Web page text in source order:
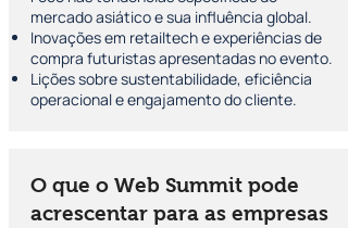
mercado asiático e sua influência global.
Inovações em retailtech e experiências de
compra futuristas apresentadas no evento.
Lições sobre sustentabilidade, eficiência
operacional e engajamento do cliente.
O que o Web Summit pode
acrescentar para as empresas